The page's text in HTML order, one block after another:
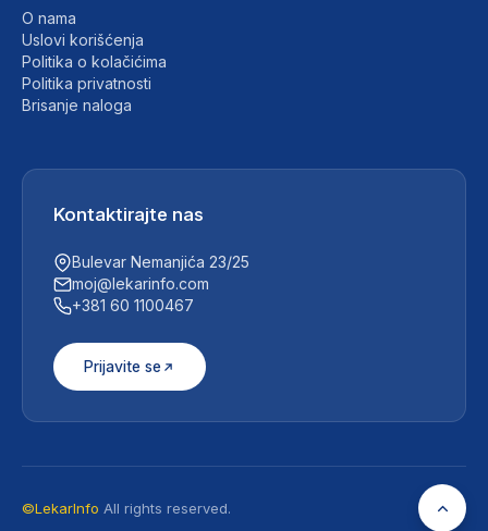
O nama
Uslovi korišćenja
Politika o kolačićima
Politika privatnosti
Brisanje naloga
Kontaktirajte nas
Bulevar Nemanjića 23/25
moj@lekarinfo.com
+381 60 1100467
Prijavite se
©LekarInfo All rights reserved.